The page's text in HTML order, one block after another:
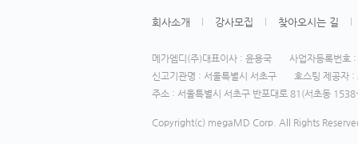
회사소개 강사모집 찾아오시는 길
메가엠디(주)대표이사 : 윤용국
사업자등록번
신고기관명 : 서울특별시 서초구
호스팅 제공자 :
주소 : 서울특별시 서초구 반포대로 81(서초동
Copyright(c) megaMD Corp. All Rights